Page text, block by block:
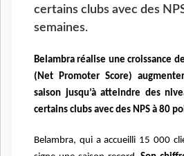
certains clubs avec des
semaines.
Belambraréalise une croissance
(Net Promoter Score)
saison jusqu’à atteindre des
certains clubs avec des NPS à 80
Belambra, qui a accueilli 15 000